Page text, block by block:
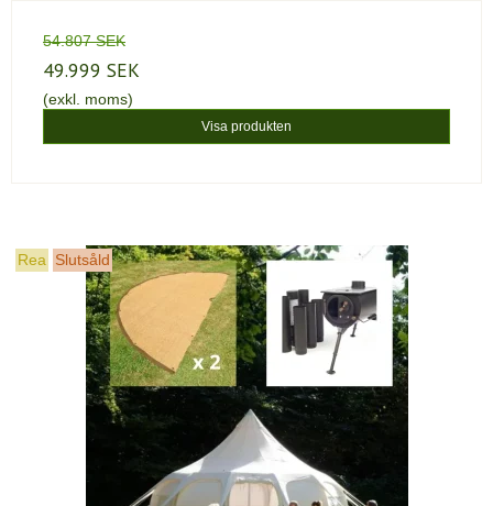
54.807 SEK
49.999 SEK
(exkl. moms)
Visa produkten
Rea Slutsåld